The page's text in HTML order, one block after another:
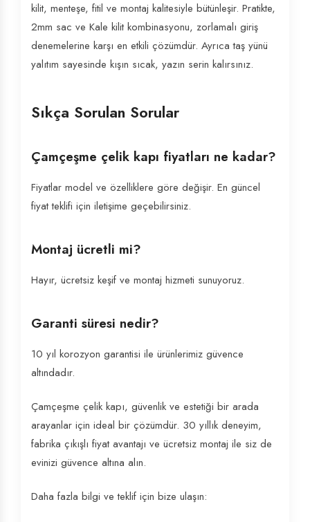
kilit, menteşe, fitil ve montaj kalitesiyle bütünleşir. Pratikte,
2mm sac ve Kale kilit kombinasyonu, zorlamalı giriş
denemelerine karşı en etkili çözümdür. Ayrıca taş yünü
yalıtım sayesinde kışın sıcak, yazın serin kalırsınız.
Sıkça Sorulan Sorular
Çamçeşme çelik kapı fiyatları ne kadar?
Fiyatlar model ve özelliklere göre değişir. En güncel
fiyat teklifi için iletişime geçebilirsiniz.
Montaj ücretli mi?
Hayır, ücretsiz keşif ve montaj hizmeti sunuyoruz.
Garanti süresi nedir?
10 yıl korozyon garantisi ile ürünlerimiz güvence
altındadır.
Çamçeşme çelik kapı, güvenlik ve estetiği bir arada
arayanlar için ideal bir çözümdür. 30 yıllık deneyim,
fabrika çıkışlı fiyat avantajı ve ücretsiz montaj ile siz de
evinizi güvence altına alın.
Daha fazla bilgi ve teklif için bize ulaşın: